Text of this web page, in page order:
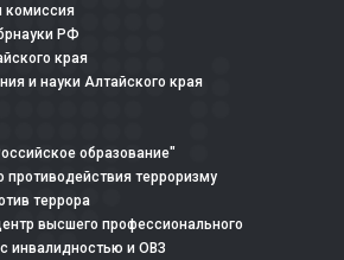
комиссия
РФ
края
и науки Алтайского края
образование"
терроризму
террора
высшего профессионального
инвалидностью и ОВЗ